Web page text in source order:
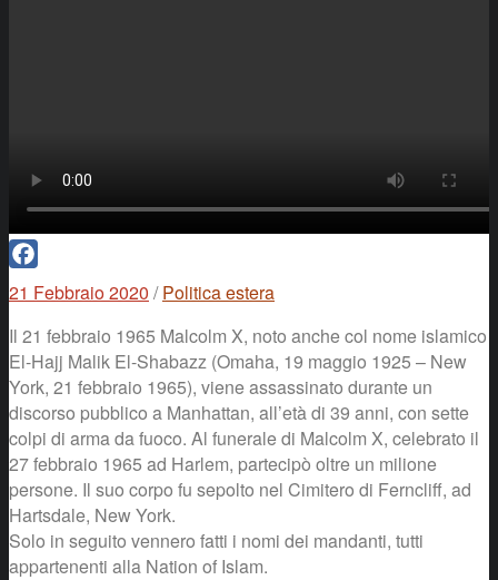
Facebook
21 Febbraio 2020 / Politica estera
Il 21 febbraio 1965 Malcolm X, noto anche col nome islamico
El-Hajj Malik El-Shabazz (Omaha, 19 maggio 1925 – New
York, 21 febbraio 1965), viene assassinato durante un
discorso pubblico a Manhattan, all’età di 39 anni, con sette
colpi di arma da fuoco. Al funerale di Malcolm X, celebrato il
27 febbraio 1965 ad Harlem, partecipò oltre un milione
persone. Il suo corpo fu sepolto nel Cimitero di Ferncliff, ad
Hartsdale, New York.
Solo in seguito vennero fatti i nomi dei mandanti, tutti
appartenenti alla Nation of Islam.